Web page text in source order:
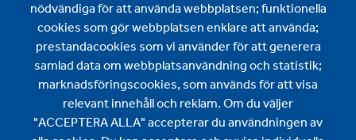
nödvändiga för att använda webbplatsen; funktionella
cookies som gör webbplatsen enklare att använda;
prestandacookies som vi använder för att generera
samlad data om webbplatsanvändning och statistik;
marknadsföringscookies, som används för att visa
relevant innehåll och reklam. Om du väljer
"ACCEPTERA ALLA" accepterar du användningen av
Nyheter
Kontakta oss
Wijo AB
Ariavägen 12